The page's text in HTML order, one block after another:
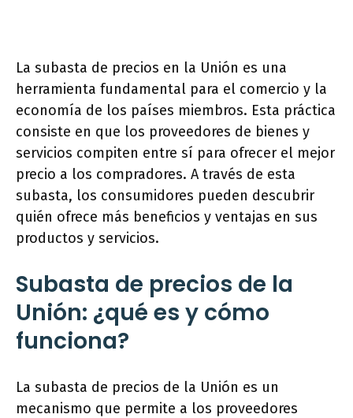
La subasta de precios en la Unión es una
herramienta fundamental para el comercio y la
economía de los países miembros. Esta práctica
consiste en que los proveedores de bienes y
servicios compiten entre sí para ofrecer el mejor
precio a los compradores. A través de esta
subasta, los consumidores pueden descubrir
quién ofrece más beneficios y ventajas en sus
productos y servicios.
Subasta de precios de la
Unión: ¿qué es y cómo
funciona?
La subasta de precios de la Unión es un
mecanismo que permite a los proveedores